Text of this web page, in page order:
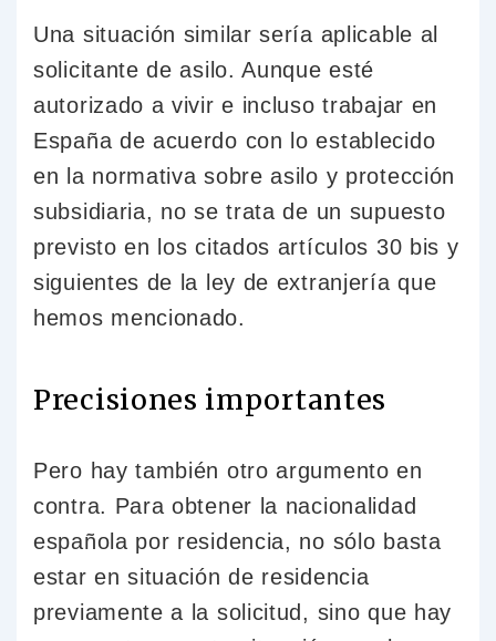
Una situación similar sería aplicable al
solicitante de asilo. Aunque esté
autorizado a vivir e incluso trabajar en
España de acuerdo con lo establecido
en la normativa sobre asilo y protección
subsidiaria, no se trata de un supuesto
previsto en los citados artículos 30 bis y
siguientes de la ley de extranjería que
hemos mencionado.
Precisiones importantes
Pero hay también otro argumento en
contra. Para obtener la nacionalidad
española por residencia, no sólo basta
estar en situación de residencia
previamente a la solicitud, sino que hay